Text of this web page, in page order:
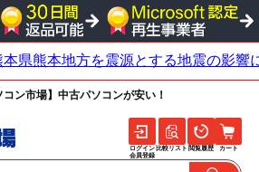
ン市場】中古パソコンが安い！
ログイン
会員登録
比較リスト 閲覧履歴 カート